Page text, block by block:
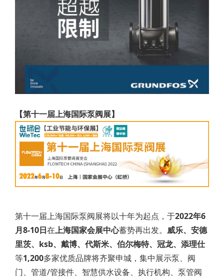
【第十一届上海国际泵阀展】
第十一届上海国际泵阀展将以十年为起点，于2022年6
月8-10日在上海国家会展中心蓄势再出发。 威乐、安德
里茨、ksb、戴博、代斯米、伯尔梅特、冠龙、添理仕
等1,200多家优质品牌将齐聚申城，集中展示泵、阀
门、管道/管接件、智慧供水设备、执行机构、泵管阀